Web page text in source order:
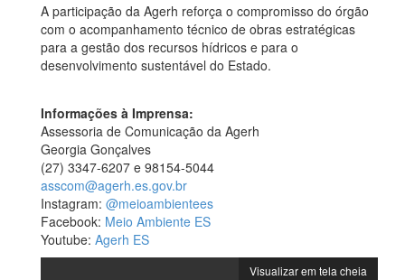
A participação da Agerh reforça o compromisso do órgão
com o acompanhamento técnico de obras estratégicas
para a gestão dos recursos hídricos e para o
desenvolvimento sustentável do Estado.
Informações à Imprensa:
Assessoria de Comunicação da Agerh
Georgia Gonçalves
(27) 3347-6207 e 98154-5044
asscom@agerh.es.gov.br
Instagram: @meioambientees
Facebook: Meio Ambiente ES
Youtube: Agerh ES
Visualizar em tela cheia